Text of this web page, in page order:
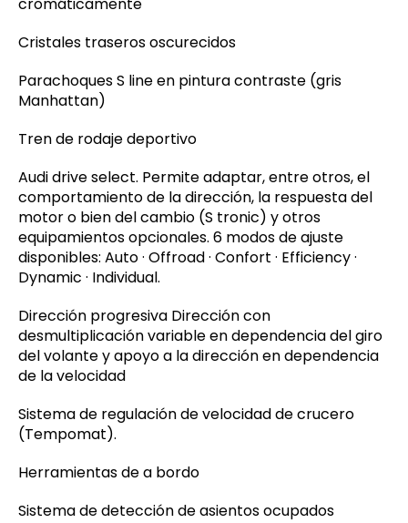
cromáticamente
Cristales traseros oscurecidos
Parachoques S line en pintura contraste (gris
Manhattan)
Tren de rodaje deportivo
Audi drive select. Permite adaptar, entre otros, el
comportamiento de la dirección, la respuesta del
motor o bien del cambio (S tronic) y otros
equipamientos opcionales. 6 modos de ajuste
disponibles: Auto · Offroad · Confort · Efficiency ·
Dynamic · Individual.
Dirección progresiva Dirección con
desmultiplicación variable en dependencia del giro
del volante y apoyo a la dirección en dependencia
de la velocidad
Sistema de regulación de velocidad de crucero
(Tempomat).
Herramientas de a bordo
Sistema de detección de asientos ocupados